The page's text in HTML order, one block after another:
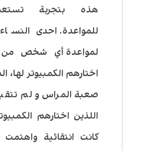
هذه بتجربة
للمواعدة. احدى
لمواعدة أي شخص من
اختارهم الكمبيوتر لها،
صعبة المراس و لم
اللذين اختارهم
كانت انتقائية